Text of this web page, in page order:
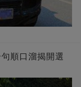
順口溜揭開選